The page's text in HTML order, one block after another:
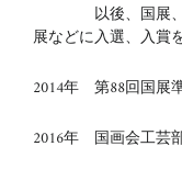
以後、国展、益
展などに入選、入賞
2014年 第88回国展
2016年 国画会工芸